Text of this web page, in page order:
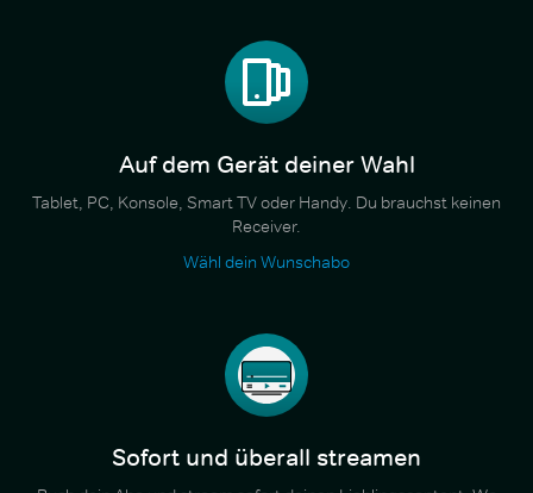
Auf dem Gerät deiner Wahl
Tablet, PC, Konsole, Smart TV oder Handy. Du brauchst keinen
Receiver.
Wähl dein Wunschabo
Sofort und überall streamen